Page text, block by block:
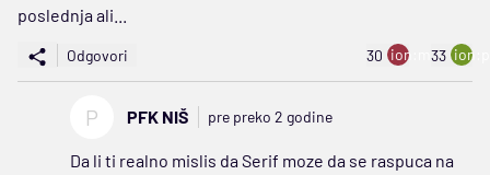
poslednja ali...
Odgovori 30 ion:minus
33
P PFK NIŠ pre preko 2 godine
Da li ti realno mislis da Serif moze da se raspuca na